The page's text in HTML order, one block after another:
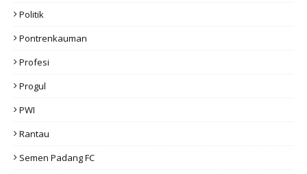
Politik
Pontrenkauman
Profesi
Progul
PWI
Rantau
Semen Padang FC